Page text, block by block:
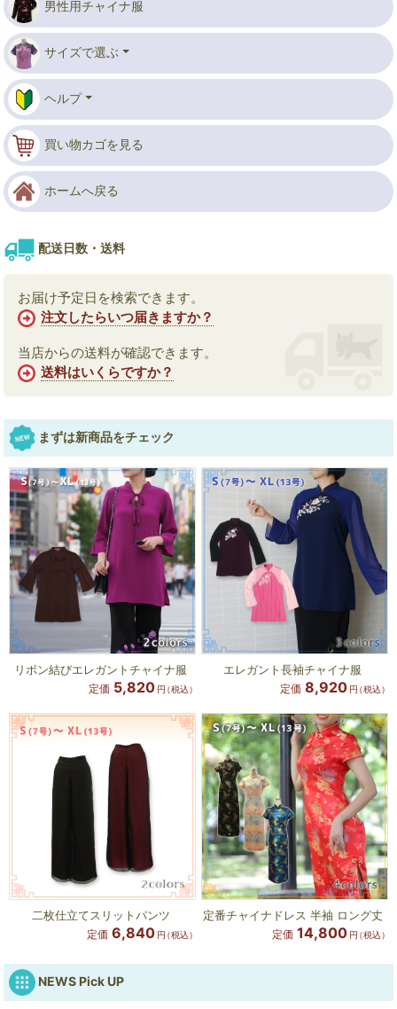
男性用チャイナ服
サイズで選ぶ
ヘルプ
買い物カゴを見る
ホームへ戻る
配送日数・送料
お届け予定日を検索できます。
注文したらいつ届きますか？
当店からの送料が確認できます。
送料はいくらですか？
まずは新商品をチェック
リボン結びエレガントチャイナ服
定価 5,820円（税込）
エレガント長袖チャイナ服
定価 8,920円（税込）
二枚仕立てスリットパンツ
定価 6,840円（税込）
定番チャイナドレス 半袖 ロング丈
定価 14,800円（税込）
NEWS Pick UP